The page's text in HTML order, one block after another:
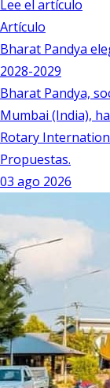
Lee el artículo
Artículo
Bharat Pandya
2028-2029
Bharat Pandya,
Mumbai (India),
Rotary
Propuestas.
03 ago 2026